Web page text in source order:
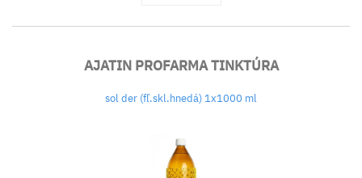
AJATIN PROFARMA TINKTÚRA
sol der (fľ.skl.hnedá) 1x1000 ml